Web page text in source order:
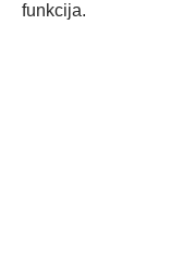
funkcija.